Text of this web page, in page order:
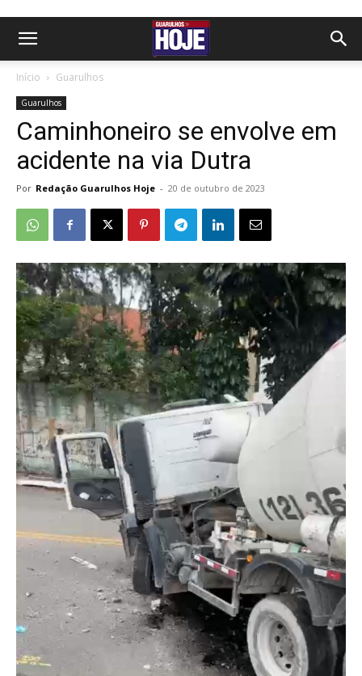
Início Guarulhos
Guarulhos
Caminhoneiro se envolve em
acidente na via Dutra
Por Redação Guarulhos Hoje - 20 de outubro de 2023